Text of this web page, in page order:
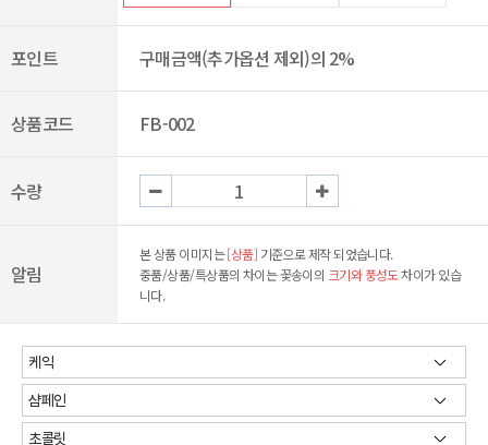
포인트 구매금액(추가옵션 제외)의 2%
상품코드 FB-002
수량
알림
본 상품 이미지는[상품] 기준으로 제작 되었습니다.
중품/상품/특상품의 차이는 꽃송이의 크기와 풍성도차이가 있습
니다.